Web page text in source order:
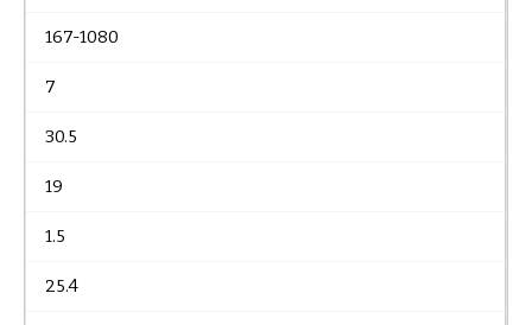
167-1080
7
30.5
19
1.5
25.4